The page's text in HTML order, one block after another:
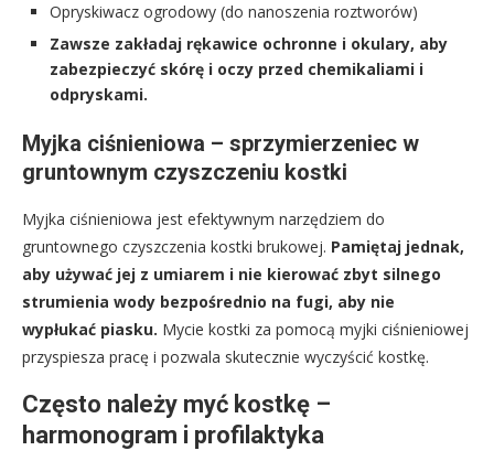
Opryskiwacz ogrodowy (do nanoszenia roztworów)
Zawsze zakładaj rękawice ochronne i okulary, aby
zabezpieczyć skórę i oczy przed chemikaliami i
odpryskami.
Myjka ciśnieniowa – sprzymierzeniec w
gruntownym czyszczeniu kostki
Myjka ciśnieniowa jest efektywnym narzędziem do
gruntownego czyszczenia kostki brukowej. Pamiętaj jednak,
aby używać jej z umiarem i nie kierować zbyt silnego
strumienia wody bezpośrednio na fugi, aby nie
wypłukać piasku. Mycie kostki za pomocą myjki ciśnieniowej
przyspiesza pracę i pozwala skutecznie wyczyścić kostkę.
Często należy myć kostkę –
harmonogram i profilaktyka